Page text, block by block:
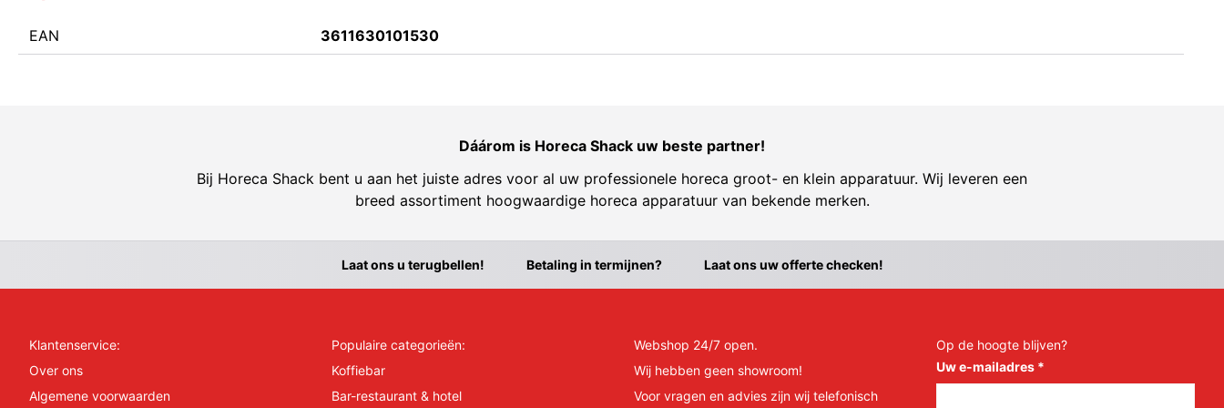
EAN 3611630101530
Dáárom is Horeca Shack uw beste partner!
Bij Horeca Shack bent u aan het juiste adres voor al uw professionele horeca groot- en klein apparatuur. Wij leveren een
breed assortiment hoogwaardige horeca apparatuur van bekende merken.
Laat ons u terugbellen! Betaling in termijnen? Laat ons uw offerte checken!
Klantenservice:
Over ons
Algemene voorwaarden
Populaire categorieën:
Koffiebar
Bar-restaurant & hotel
Webshop 24/7 open.
Wij hebben geen showroom!
Voor vragen en advies zijn wij telefonisch
Op de hoogte blijven?
Uw e-mailadres *